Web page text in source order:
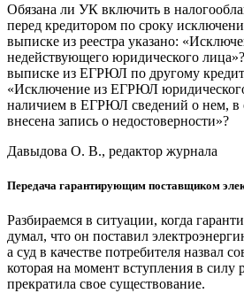
Обязана ли УК включить в
перед кредитором по сроку
выписке из реестра указано:
недействующего юридического
выписке из ЕГРЮЛ по другому
«Исключение из ЕГРЮЛ
наличием в ЕГРЮЛ сведений о нем, в
внесена запись о недостоверности»?
Давыдова О. В., редактор журнала
Передача гарантирующим поставщиком
Разбираемся в ситуации, когда
думал, что он поставил
а суд в качестве потребителя назвал
которая на момент вступления в силу
прекратила свое существование.